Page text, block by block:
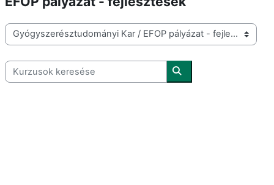
Kurzuskategóriák
Kurzusok keresése
Kurzusok keresése